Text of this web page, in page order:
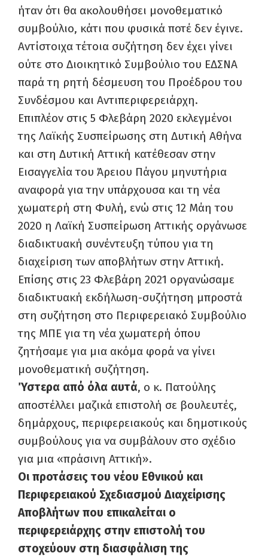
ήταν ότι θα ακολουθήσει μονοθεματικό
συμβούλιο, κάτι που φυσικά ποτέ δεν έγινε.
Αντίστοιχα τέτοια συζήτηση δεν έχει γίνει
ούτε στο Διοικητικό Συμβούλιο του ΕΔΣΝΑ
παρά τη ρητή δέσμευση του Προέδρου του
Συνδέσμου και Αντιπεριφερειάρχη.
Επιπλέον στις 5 Φλεβάρη 2020 εκλεγμένοι
της Λαϊκής Συσπείρωσης στη Δυτική Αθήνα
και στη Δυτική Αττική κατέθεσαν στην
Εισαγγελία του Άρειου Πάγου μηνυτήρια
αναφορά για την υπάρχουσα και τη νέα
χωματερή στη Φυλή, ενώ στις 12 Μάη του
2020 η Λαϊκή Συσπείρωση Αττικής οργάνωσε
διαδικτυακή συνέντευξη τύπου για τη
διαχείριση των αποβλήτων στην Αττική.
Επίσης στις 23 Φλεβάρη 2021 οργανώσαμε
διαδικτυακή εκδήλωση-συζήτηση μπροστά
στη συζήτηση στο Περιφερειακό Συμβούλιο
της ΜΠΕ για τη νέα χωματερή όπου
ζητήσαμε για μια ακόμα φορά να γίνει
μονοθεματική συζήτηση.
Ύστερα από όλα αυτά, ο κ. Πατούλης
αποστέλλει μαζικά επιστολή σε βουλευτές,
δημάρχους, περιφερειακούς και δημοτικούς
συμβούλους για να συμβάλουν στο σχέδιο
για μια «πράσινη Αττική».
Οι προτάσεις του νέου Εθνικού και
Περιφερειακού Σχεδιασμού Διαχείρισης
Αποβλήτων που επικαλείται ο
περιφερειάρχης στην επιστολή του
στοχεύουν στη διασφάλιση της